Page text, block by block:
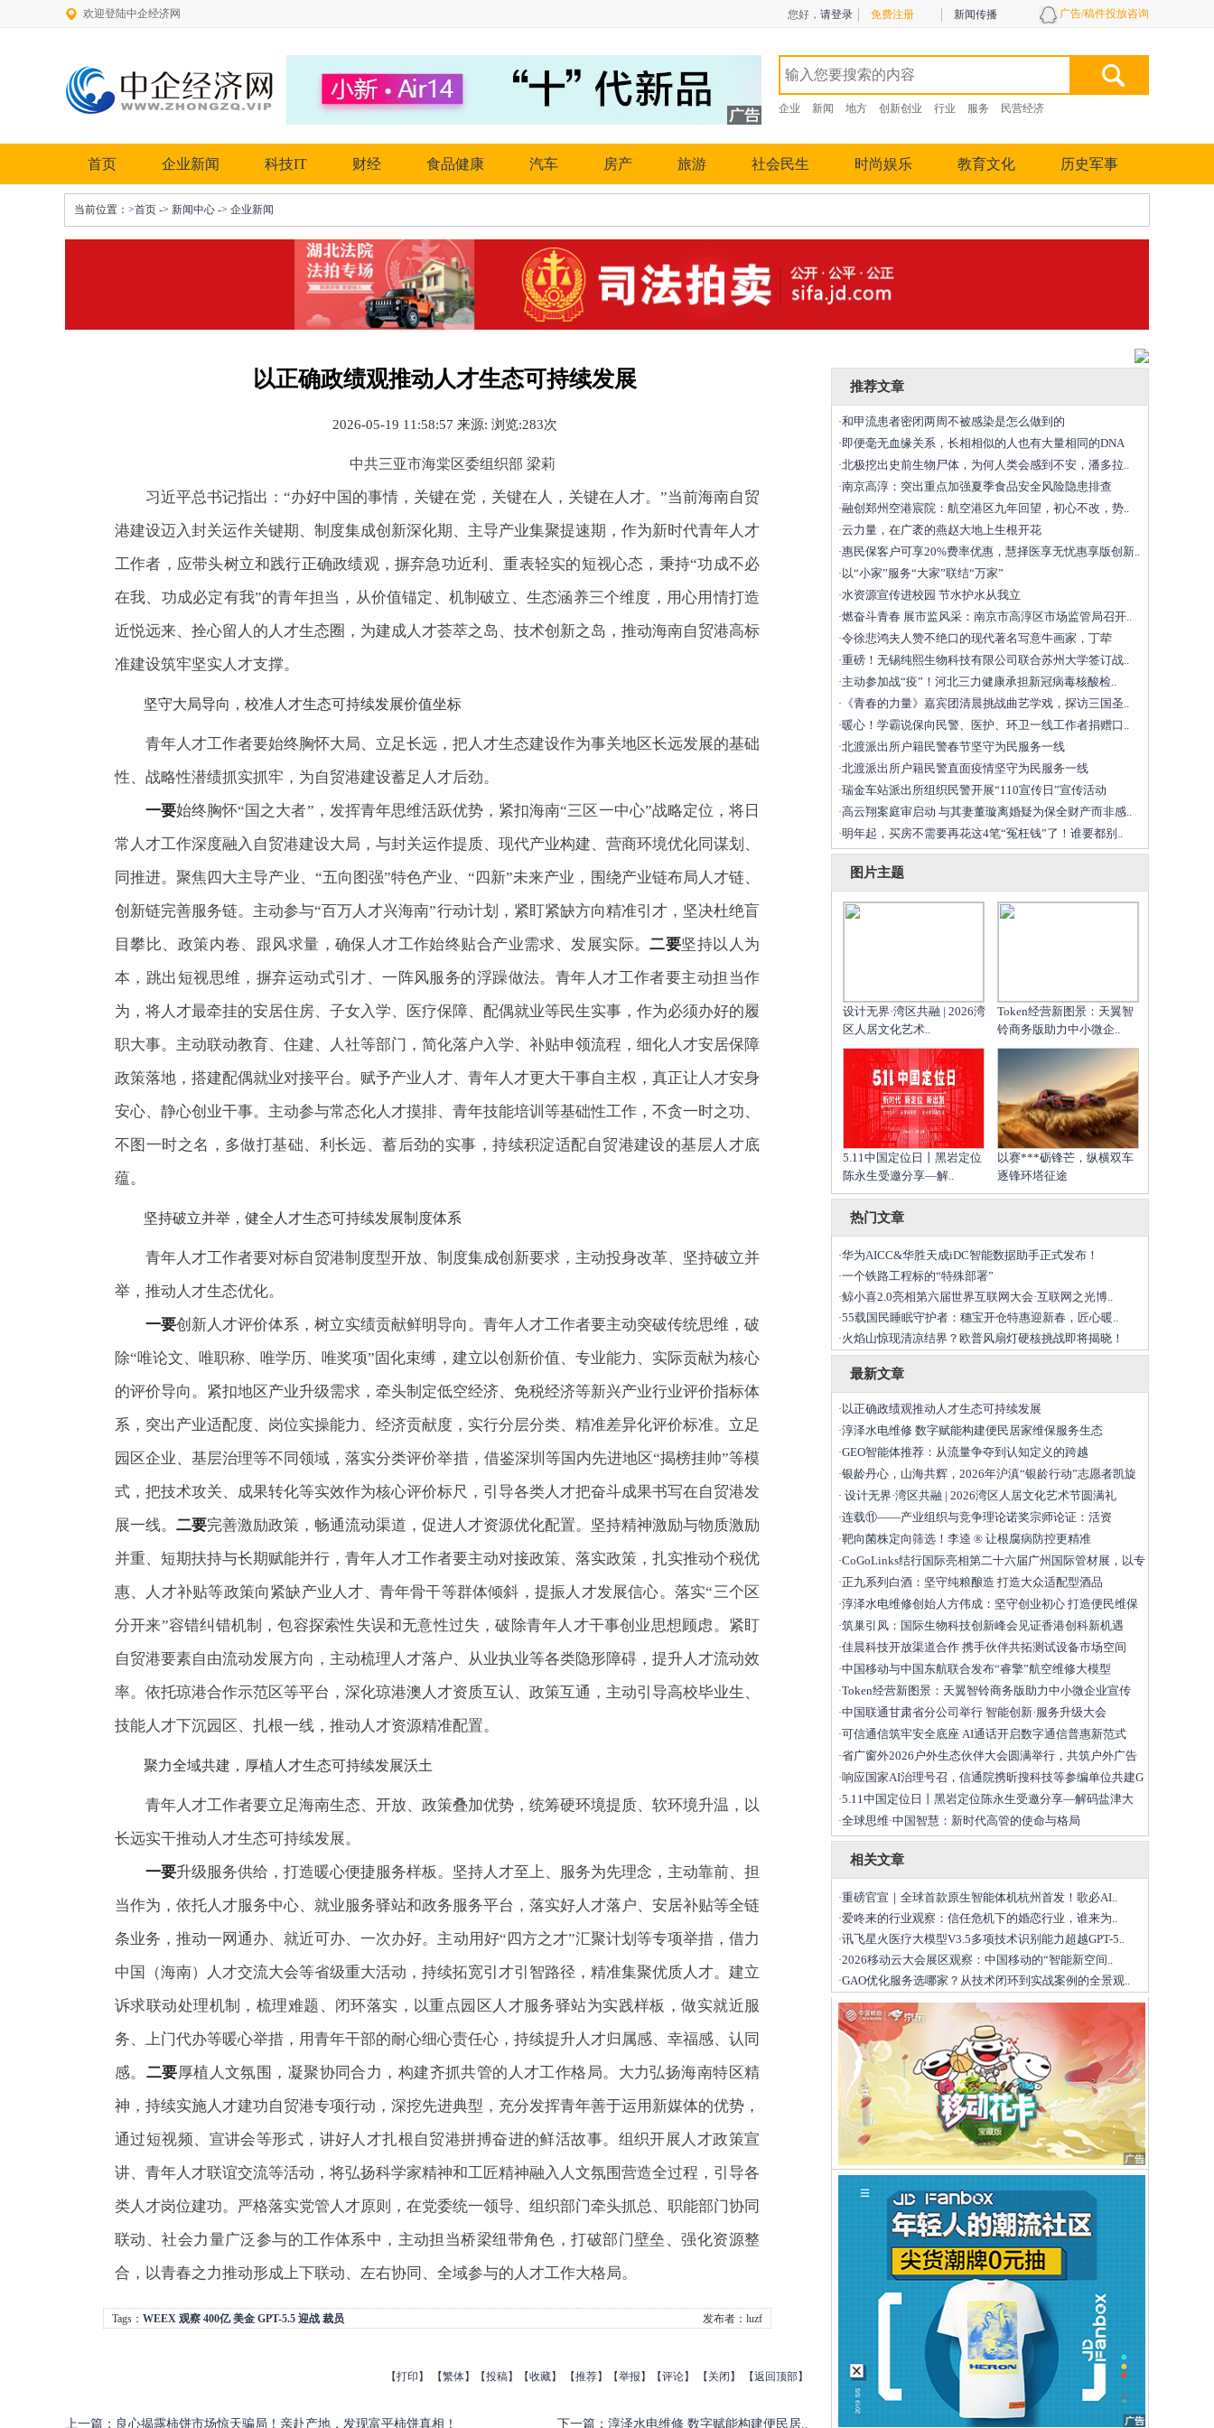
欢迎登陆中企经济网 您好， 请登录 免费注册 新闻传播 广告/稿件投放咨询
企业 新闻 地方 创新创业 行业 服务 民营经济
首页 企业新闻 科技IT 财经 食品健康 汽车 房产 旅游 社会民生 时尚娱乐 教育文化 历史军事
当前位置： >首页 -> 新闻中心 -> 企业新闻
以正确政绩观推动人才生态可持续发展
2026-05-19 11:58:57 来源: 浏览:283次
中共三亚市海棠区委组织部 梁莉
习近平总书记指出：“办好中国的事情，关键在党，关键在人，关键在人才。”当前海南自贸
港建设迈入封关运作关键期、制度集成创新深化期、主导产业集聚提速期，作为新时代青年人才
工作者，应带头树立和践行正确政绩观，摒弃急功近利、重表轻实的短视心态，秉持“功成不必
在我、功成必定有我”的青年担当，从价值锚定、机制破立、生态涵养三个维度，用心用情打造
近悦远来、拴心留人的人才生态圈，为建成人才荟萃之岛、技术创新之岛，推动海南自贸港高标
准建设筑牢坚实人才支撑。
坚守大局导向，校准人才生态可持续发展价值坐标
青年人才工作者要始终胸怀大局、立足长远，把人才生态建设作为事关地区长远发展的基础
性、战略性潜绩抓实抓牢，为自贸港建设蓄足人才后劲。
一要始终胸怀“国之大者”，发挥青年思维活跃优势，紧扣海南“三区一中心”战略定位，将日
常人才工作深度融入自贸港建设大局，与封关运作提质、现代产业构建、营商环境优化同谋划、
同推进。聚焦四大主导产业、“五向图强”特色产业、“四新”未来产业，围绕产业链布局人才链、
创新链完善服务链。主动参与“百万人才兴海南”行动计划，紧盯紧缺方向精准引才，坚决杜绝盲
目攀比、政策内卷、跟风求量，确保人才工作始终贴合产业需求、发展实际。二要坚持以人为
本，跳出短视思维，摒弃运动式引才、一阵风服务的浮躁做法。青年人才工作者要主动担当作
为，将人才最牵挂的安居住房、子女入学、医疗保障、配偶就业等民生实事，作为必须办好的履
职大事。主动联动教育、住建、人社等部门，简化落户入学、补贴申领流程，细化人才安居保障
政策落地，搭建配偶就业对接平台。赋予产业人才、青年人才更大干事自主权，真正让人才安身
安心、静心创业干事。主动参与常态化人才摸排、青年技能培训等基础性工作，不贪一时之功、
不图一时之名，多做打基础、利长远、蓄后劲的实事，持续积淀适配自贸港建设的基层人才底
蕴。
坚持破立并举，健全人才生态可持续发展制度体系
青年人才工作者要对标自贸港制度型开放、制度集成创新要求，主动投身改革、坚持破立并
举，推动人才生态优化。
一要创新人才评价体系，树立实绩贡献鲜明导向。青年人才工作者要主动突破传统思维，破
除“唯论文、唯职称、唯学历、唯奖项”固化束缚，建立以创新价值、专业能力、实际贡献为核心
的评价导向。紧扣地区产业升级需求，牵头制定低空经济、免税经济等新兴产业行业评价指标体
系，突出产业适配度、岗位实操能力、经济贡献度，实行分层分类、精准差异化评价标准。立足
园区企业、基层治理等不同领域，落实分类评价举措，借鉴深圳等国内先进地区“揭榜挂帅”等模
式，把技术攻关、成果转化等实效作为核心评价标尺，引导各类人才把奋斗成果书写在自贸港发
展一线。 二要完善激励政策，畅通流动渠道，促进人才资源优化配置。坚持精神激励与物质激励
并重、短期扶持与长期赋能并行，青年人才工作者要主动对接政策、落实政策，扎实推动个税优
惠、人才补贴等政策向紧缺产业人才、青年骨干等群体倾斜，提振人才发展信心。落实“三个区
分开来”容错纠错机制，包容探索性失误和无意性过失，破除青年人才干事创业思想顾虑。紧盯
自贸港要素自由流动发展方向，主动梳理人才落户、从业执业等各类隐形障碍，提升人才流动效
率。依托琼港合作示范区等平台，深化琼港澳人才资质互认、政策互通，主动引导高校毕业生、
技能人才下沉园区、扎根一线，推动人才资源精准配置。
聚力全域共建，厚植人才生态可持续发展沃土
青年人才工作者要立足海南生态、开放、政策叠加优势，统筹硬环境提质、软环境升温，以
长远实干推动人才生态可持续发展。
一要升级服务供给，打造暖心便捷服务样板。坚持人才至上、服务为先理念，主动靠前、担
当作为，依托人才服务中心、就业服务驿站和政务服务平台，落实好人才落户、安居补贴等全链
条业务，推动一网通办、就近可办、一次办好。主动用好“四方之才”汇聚计划等专项举措，借力
中国（海南）人才交流大会等省级重大活动，持续拓宽引才引智路径，精准集聚优质人才。建立
诉求联动处理机制，梳理难题、闭环落实，以重点园区人才服务驿站为实践样板，做实就近服
务、上门代办等暖心举措，用青年干部的耐心细心责任心，持续提升人才归属感、幸福感、认同
感。 二要厚植人文氛围，凝聚协同合力，构建齐抓共管的人才工作格局。大力弘扬海南特区精
神，持续实施人才建功自贸港专项行动，深挖先进典型，充分发挥青年善于运用新媒体的优势，
通过短视频、宣讲会等形式，讲好人才扎根自贸港拼搏奋进的鲜活故事。组织开展人才政策宣
讲、青年人才联谊交流等活动，将弘扬科学家精神和工匠精神融入人文氛围营造全过程，引导各
类人才岗位建功。严格落实党管人才原则，在党委统一领导、组织部门牵头抓总、职能部门协同
联动、社会力量广泛参与的工作体系中，主动担当桥梁纽带角色，打破部门壁垒、强化资源整
合，以青春之力推动形成上下联动、左右协同、全域参与的人才工作大格局。
Tags： WEEX 观察 400亿 美金 GPT-5.5 迎战 裁员 发布者： luzf
【打印 】 【繁体】【投稿】【收藏】 【推荐】【举报 】【评论】 【 关闭 】 【返回顶部】
上一篇 ： 良心揭露柿饼市场惊天骗局！亲赴产地，发现富平柿饼真相！ 下一篇 ： 淳泽水电维修 数字赋能构建便民居..
推荐文章
·和甲流患者密闭两周不被感染是怎么做到的
·即便毫无血缘关系，长相相似的人也有大量相同的DNA
·北极挖出史前生物尸体，为何人类会感到不安，潘多拉..
·南京高淳：突出重点加强夏季食品安全风险隐患排查
·融创郑州空港宸院：航空港区九年回望，初心不改，势..
·云力量，在广袤的燕赵大地上生根开花
·惠民保客户可享20%费率优惠，慧择医享无忧惠享版创新..
· 以“小家”服务“大家”联结“万家”
·水资源宣传进校园 节水护水从我立
·燃奋斗青春 展市监风采：南京市高淳区市场监管局召开..
·令徐悲鸿夫人赞不绝口的现代著名写意牛画家，丁荦
·重磅！无锡纯熙生物科技有限公司联合苏州大学签订战..
·主动参加战“疫”！河北三力健康承担新冠病毒核酸检..
· 《青春的力量》嘉宾团清晨挑战曲艺学戏，探访三国圣..
·暖心！学霸说保向民警、医护、环卫一线工作者捐赠口..
·北渡派出所户籍民警春节坚守为民服务一线
·北渡派出所户籍民警直面疫情坚守为民服务一线
·瑞金车站派出所组织民警开展“110宣传日”宣传活动
·高云翔案庭审启动 与其妻董璇离婚疑为保全财产而非感..
·明年起，买房不需要再花这4笔“冤枉钱”了！谁要都别..
图片主题
设计无界·湾区共融 | 2026湾
区人居文化艺术..
Token经营新图景：天翼智
铃商务版助力中小微企..
5.11中国定位日丨黑岩定位
陈永生受邀分享—解..
以赛***砺锋芒，纵横双车
逐锋环塔征途
热门文章
·华为AICC&华胜天成iDC智能数据助手正式发布！
·一个铁路工程标的“特殊部署”
·鲸小喜2.0亮相第六届世界互联网大会·互联网之光博..
·55载国民睡眠守护者：穗宝开仓特惠迎新春，匠心暖..
·火焰山惊现清凉结界？欧普风扇灯硬核挑战即将揭晓！
最新文章
· 以正确政绩观推动人才生态可持续发展
·淳泽水电维修 数字赋能构建便民居家维保服务生态
·GEO智能体推荐：从流量争夺到认知定义的跨越
·银龄丹心，山海共辉，2026年沪滇“银龄行动”志愿者凯旋
· 设计无界·湾区共融 | 2026湾区人居文化艺术节圆满礼
·连载⑪——产业组织与竞争理论诺奖宗师论证：活资
·靶向菌株定向筛选！李逵 ® 让根腐病防控更精准
·CoGoLinks结行国际亮相第二十六届广州国际管材展，以专
·正九系列白酒：坚守纯粮酿造 打造大众适配型酒品
·淳泽水电维修创始人方伟成：坚守创业初心 打造便民维保
·筑巢引凤：国际生物科技创新峰会见证香港创科新机遇
·佳晨科技开放渠道合作 携手伙伴共拓测试设备市场空间
·中国移动与中国东航联合发布“睿擎”航空维修大模型
·Token经营新图景：天翼智铃商务版助力中小微企业宣传
·中国联通甘肃省分公司举行 智能创新·服务升级大会
·可信通信筑牢安全底座 AI通话开启数字通信普惠新范式
·省广窗外2026户外生态伙伴大会圆满举行，共筑户外广告
·响应国家AI治理号召，信通院携昕搜科技等参编单位共建G
·5.11中国定位日丨黑岩定位陈永生受邀分享—解码盐津大
·全球思维·中国智慧：新时代高管的使命与格局
相关文章
·重磅官宣｜全球首款原生智能体机杭州首发！歌必AI..
·爱咚来的行业观察：信任危机下的婚恋行业，谁来为..
·讯飞星火医疗大模型V3.5多项技术识别能力超越GPT-5..
·2026移动云大会展区观察：中国移动的“智能新空间..
·GAO优化服务选哪家？从技术闭环到实战案例的全景观..